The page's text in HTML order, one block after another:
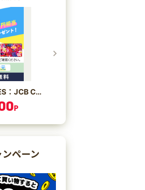
JCB ORIGINAL SERIES：JCB CARD W/JCB CARD W plus L
P
ペーン